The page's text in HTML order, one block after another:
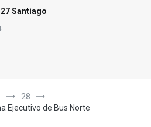
Santiago
28
Ejecutivo de Bus Norte